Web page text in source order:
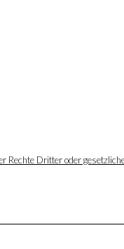
Rechte Dritter oder